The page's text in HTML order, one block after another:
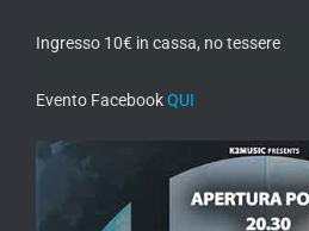
Ingresso 10€ in cassa, no tessere
Evento FacebookQUI